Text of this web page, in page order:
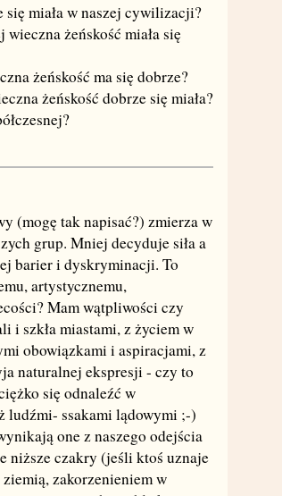
się miała w naszej cywilizacji?
żeńskość miała się
żeńskość ma się dobrze?
żeńskość dobrze się miała?
(mogę tak napisać?) zmierza w
grup. Mniej decyduje siła a
barier i dyskryminacji. To
artystycznemu,
Mam wątpliwości czy
i szkła miastami, z życiem w
obowiązkami i aspiracjami, z
naturalnej ekspresji - czy to
się odnaleźć w
ludźmi- ssakami lądowymi ;-)
one z naszego odejścia
niższe czakry (jeśli ktoś uznaje
zakorzenieniem w